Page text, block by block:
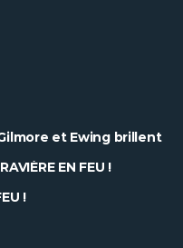
et Ewing brillent
EN FEU !
!